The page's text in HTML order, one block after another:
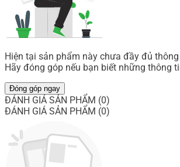
Hiện tại sản phẩm này chưa đầy đủ
Hãy đóng góp nếu bạn biết những thông
Đóng góp ngay
ĐÁNH GIÁ SẢN PHẨM (0)
ĐÁNH GIÁ SẢN PHẨM (0)